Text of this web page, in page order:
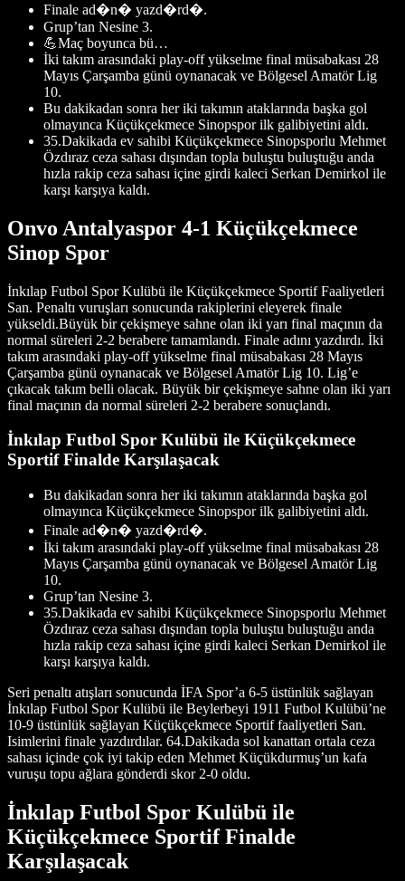
Finale ad�n� yazd�rd�.
Grup’tan Nesine 3.
💪Maç boyunca bü…
İki takım arasındaki play-off yükselme final müsabakası 28
Mayıs Çarşamba günü oynanacak ve Bölgesel Amatör Lig
10.
Bu dakikadan sonra her iki takımın ataklarında başka gol
olmayınca Küçükçekmece Sinopspor ilk galibiyetini aldı.
35.Dakikada ev sahibi Küçükçekmece Sinopsporlu Mehmet
Özdıraz ceza sahası dışından topla buluştu buluştuğu anda
hızla rakip ceza sahası içine girdi kaleci Serkan Demirkol ile
karşı karşıya kaldı.
Onvo Antalyaspor 4-1 Küçükçekmece
Sinop Spor
İnkılap Futbol Spor Kulübü ile Küçükçekmece Sportif Faaliyetleri
San. Penaltı vuruşları sonucunda rakiplerini eleyerek finale
yükseldi.Büyük bir çekişmeye sahne olan iki yarı final maçının da
normal süreleri 2-2 berabere tamamlandı. Finale adını yazdırdı. İki
takım arasındaki play-off yükselme final müsabakası 28 Mayıs
Çarşamba günü oynanacak ve Bölgesel Amatör Lig 10. Lig’e
çıkacak takım belli olacak. Büyük bir çekişmeye sahne olan iki yarı
final maçının da normal süreleri 2-2 berabere sonuçlandı.
İnkılap Futbol Spor Kulübü ile Küçükçekmece
Sportif Finalde Karşılaşacak
Bu dakikadan sonra her iki takımın ataklarında başka gol
olmayınca Küçükçekmece Sinopspor ilk galibiyetini aldı.
Finale ad�n� yazd�rd�.
İki takım arasındaki play-off yükselme final müsabakası 28
Mayıs Çarşamba günü oynanacak ve Bölgesel Amatör Lig
10.
Grup’tan Nesine 3.
35.Dakikada ev sahibi Küçükçekmece Sinopsporlu Mehmet
Özdıraz ceza sahası dışından topla buluştu buluştuğu anda
hızla rakip ceza sahası içine girdi kaleci Serkan Demirkol ile
karşı karşıya kaldı.
Seri penaltı atışları sonucunda İFA Spor’a 6-5 üstünlük sağlayan
İnkılap Futbol Spor Kulübü ile Beylerbeyi 1911 Futbol Kulübü’ne
10-9 üstünlük sağlayan Küçükçekmece Sportif faaliyetleri San.
Isimlerini finale yazdırdılar. 64.Dakikada sol kanattan ortala ceza
sahası içinde çok iyi takip eden Mehmet Küçükdurmuş’un kafa
vuruşu topu ağlara gönderdi skor 2-0 oldu.
İnkılap Futbol Spor Kulübü ile
Küçükçekmece Sportif Finalde
Karşılaşacak